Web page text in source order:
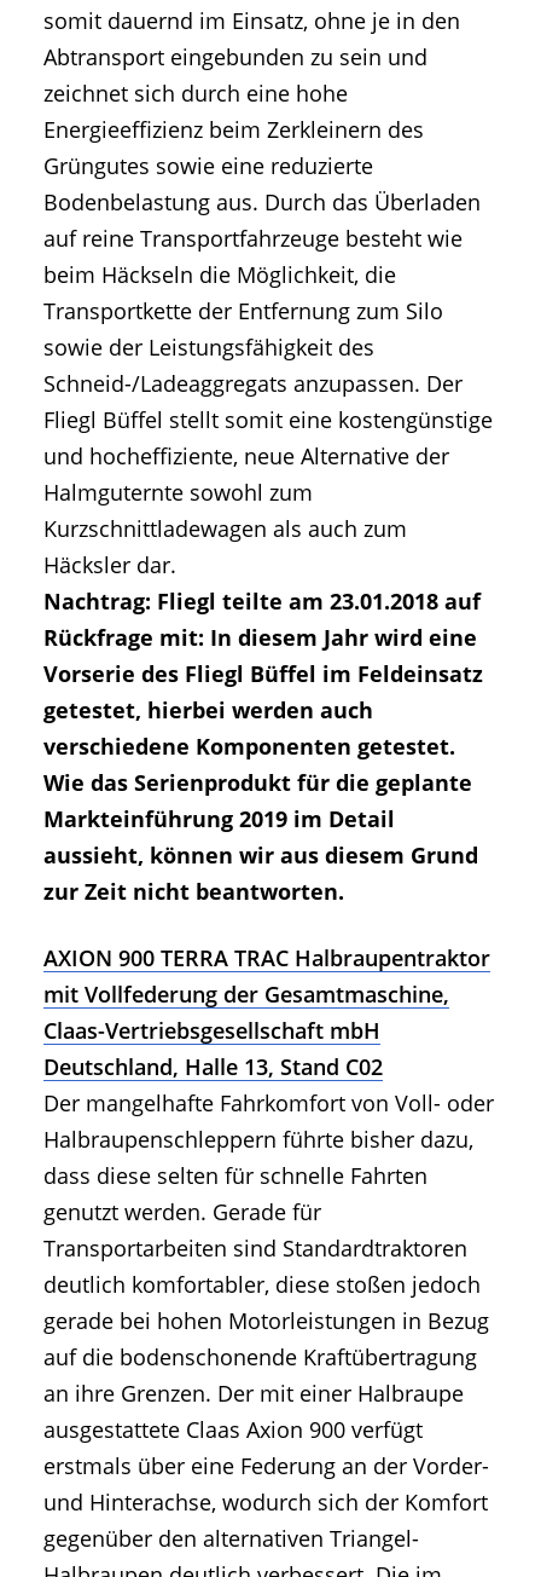
somit dauernd im Einsatz, ohne je in den
Abtransport eingebunden zu sein und
zeichnet sich durch eine hohe
Energieeffizienz beim Zerkleinern des
Grüngutes sowie eine reduzierte
Bodenbelastung aus. Durch das Überladen
auf reine Transportfahrzeuge besteht wie
beim Häckseln die Möglichkeit, die
Transportkette der Entfernung zum Silo
sowie der Leistungsfähigkeit des
Schneid-/Ladeaggregats anzupassen. Der
Fliegl Büffel stellt somit eine kostengünstige
und hocheffiziente, neue Alternative der
Halmguternte sowohl zum
Kurzschnittladewagen als auch zum
Häcksler dar.
Nachtrag: Fliegl teilte am 23.01.2018 auf
Rückfrage mit: In diesem Jahr wird eine
Vorserie des Fliegl Büffel im Feldeinsatz
getestet, hierbei werden auch
verschiedene Komponenten getestet.
Wie das Serienprodukt für die geplante
Markteinführung 2019 im Detail
aussieht, können wir aus diesem Grund
zur Zeit nicht beantworten.
AXION 900 TERRA TRAC Halbraupentraktor
mit Vollfederung der Gesamtmaschine,
Claas-Vertriebsgesellschaft mbH
Deutschland, Halle 13, Stand C02
Der mangelhafte Fahrkomfort von Voll- oder
Halbraupenschleppern führte bisher dazu,
dass diese selten für schnelle Fahrten
genutzt werden. Gerade für
Transportarbeiten sind Standardtraktoren
deutlich komfortabler, diese stoßen jedoch
gerade bei hohen Motorleistungen in Bezug
auf die bodenschonende Kraftübertragung
an ihre Grenzen. Der mit einer Halbraupe
ausgestattete Claas Axion 900 verfügt
erstmals über eine Federung an der Vorder-
und Hinterachse, wodurch sich der Komfort
gegenüber den alternativen Triangel-